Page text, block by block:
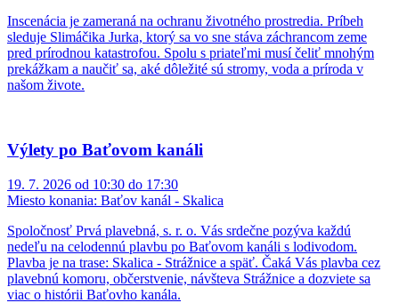
Inscenácia je zameraná na ochranu životného prostredia. Príbeh
sleduje Slimáčika Jurka, ktorý sa vo sne stáva záchrancom zeme
pred prírodnou katastrofou. Spolu s priateľmi musí čeliť mnohým
prekážkam a naučiť sa, aké dôležité sú stromy, voda a príroda v
našom živote.
Výlety po Baťovom kanáli
19. 7. 2026 od 10:30 do 17:30
Miesto konania: Baťov kanál - Skalica
Spoločnosť Prvá plavebná, s. r. o. Vás srdečne pozýva každú
nedeľu na celodennú plavbu po Baťovom kanáli s lodivodom.
Plavba je na trase: Skalica - Strážnice a späť. Čaká Vás plavba cez
plavebnú komoru, občerstvenie, návšteva Strážnice a dozviete sa
viac o histórii Baťovho kanála.